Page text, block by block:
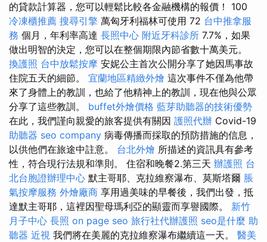
的貸款計算器，您可以輕鬆比較各金融機構的報價！ 100
冷凍櫃推薦 搜尋引擎 萬匈牙利福林可使用 72 台中推拿服
務 個月，年利率高達 長照中心 附近牙科診所 7.7%，如果
做出明智的決定，您可以在整個期限內節省數十萬美元。
換護照 台中放鬆按摩 安妮公主首次公開分享了她因馬事故
住院五天的細節。 宜蘭地區精緻外燴 這次事件不僅為他帶
來了身體上的教訓，也給了他精神上的教訓，現在他與公眾
分享了這些教訓。 buffet外燴價格 藍芽助聽器的技術優勢
在此，我們謹向親愛的旅客提供有關因 護照代辦 Covid-19
助聽器 seo company 病毒傳播而採取的預防措施的信息，
以供他們在旅途中註意。 台北外燴 所描述的資訊具有參考
性，符合現行法規和準則。 住宿和晚餐2.第三天 辦護照 台
北台胞證辦理中心 默主哥耶、克拉維察瀑布、莫斯塔爾 脹
氣按摩服務 外燴廠商 享用過美味的早餐後，我們出發，抵
達默主哥耶，這裡因聖母瑪利亞的顯靈而享譽國際。 新竹
月子中心 長照 on page seo 旅行社代辦護照 seo是什麼 助
聽器 近視 我們將在美麗的克拉維察瀑布繼續這一天。 醫美